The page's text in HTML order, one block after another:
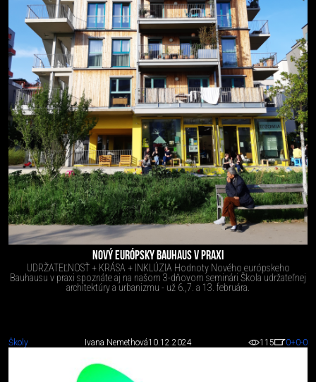
NOVÝ EURÓPSKY BAUHAUS V PRAXI
UDRŽATEĽNOSŤ + KRÁSA + INKLÚZIA Hodnoty Nového európskeho
Bauhausu v praxi spoznáte aj na našom 3-dňovom seminári Škola udržateľnej
architektúry a urbanizmu - už 6.,7. a 13. februára.
Školy Ivana Nemethová10.12.2024 115 0+0-0